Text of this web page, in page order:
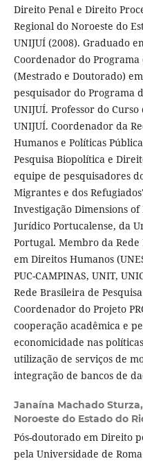
Direito Penal e Direito
Regional do Noroeste do
UNIJUÍ (2008). Graduado
Coordenador do Programa
(Mestrado e Doutorado)
pesquisador do Programa
UNIJUÍ. Professor do
UNIJUÍ. Coordenador da
Humanos e Políticas
Pesquisa Biopolítica e
equipe de pesquisadores
Migrantes e dos
Investigação Dimensions
Jurídico Portucalense, da
Portugal. Membro da
em Direitos Humanos
PUC-CAMPINAS, UNIT,
Rede Brasileira de
Coordenador do Projeto
cooperação acadêmica e
economicidade nas
utilização de serviços de
integração de bancos de
Janaína Machado Sturza,
Noroeste do Estado do
Pós-doutorado em Direito
pela Universidade de